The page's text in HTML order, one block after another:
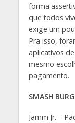
forma
que todos
exige um
Pra isso,
aplicativos
mesmo
pagamento.
SMASH
Jamm Jr. –